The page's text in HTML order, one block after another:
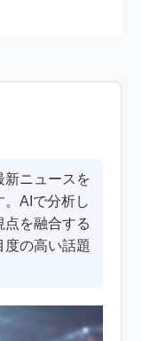
新ニュースを
。AIで分析し
点を融合する
度の高い話題